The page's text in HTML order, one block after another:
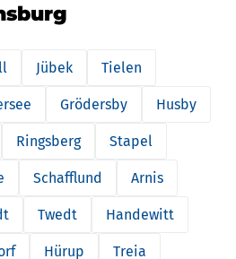
Jübek Tielen
Grödersby Husby
Ringsberg Stapel
Schafflund Arnis
Twedt Handewitt
Hürup Treia